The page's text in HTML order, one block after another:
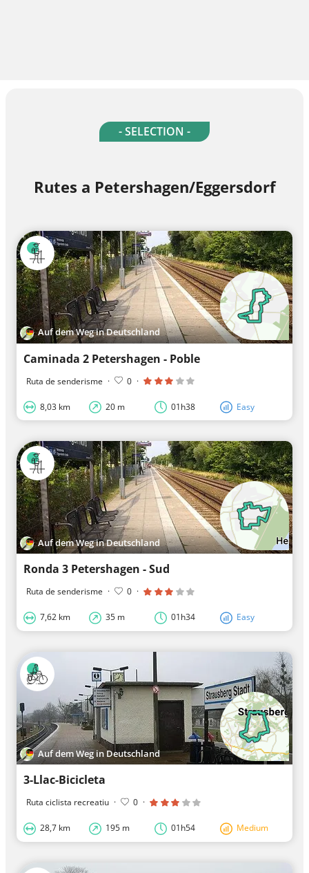
- SELECTION -
Rutes a Petershagen/Eggersdorf
Auf dem Weg in Deutschland
Caminada 2 Petershagen - Poble
Ruta de senderisme · 0 ·
8,03 km 20 m 01h38 Easy
Auf dem Weg in Deutschland
Ronda 3 Petershagen - Sud
Ruta de senderisme · 0 ·
7,62 km 35 m 01h34 Easy
Auf dem Weg in Deutschland
3-Llac-Bicicleta
Ruta ciclista recreatiu · 0 ·
28,7 km 195 m 01h54 Medium